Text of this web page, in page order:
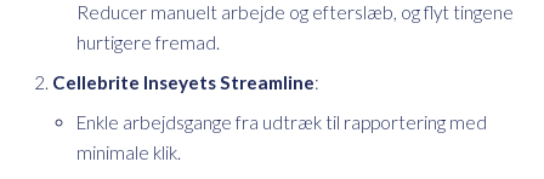
Reducer manuelt arbejde og efterslæb, og flyt tingene
hurtigere fremad.
Cellebrite Inseyets Streamline:
Enkle arbejdsgange fra udtræk til rapportering med
minimale klik.